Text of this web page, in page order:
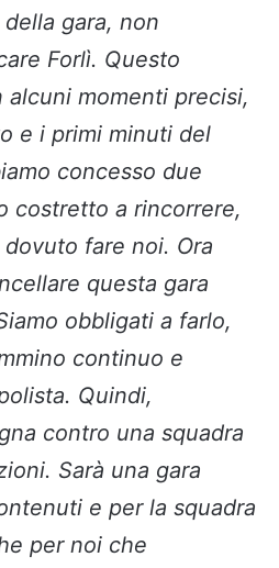
gara, non
Forlì. Questo
alcuni momenti precisi,
e i primi minuti del
concesso due
costretto a rincorrere,
fare noi. Ora
questa gara
obbligati a farlo,
continuo e
Quindi,
contro una squadra
Sarà una gara
e per la squadra
per noi che